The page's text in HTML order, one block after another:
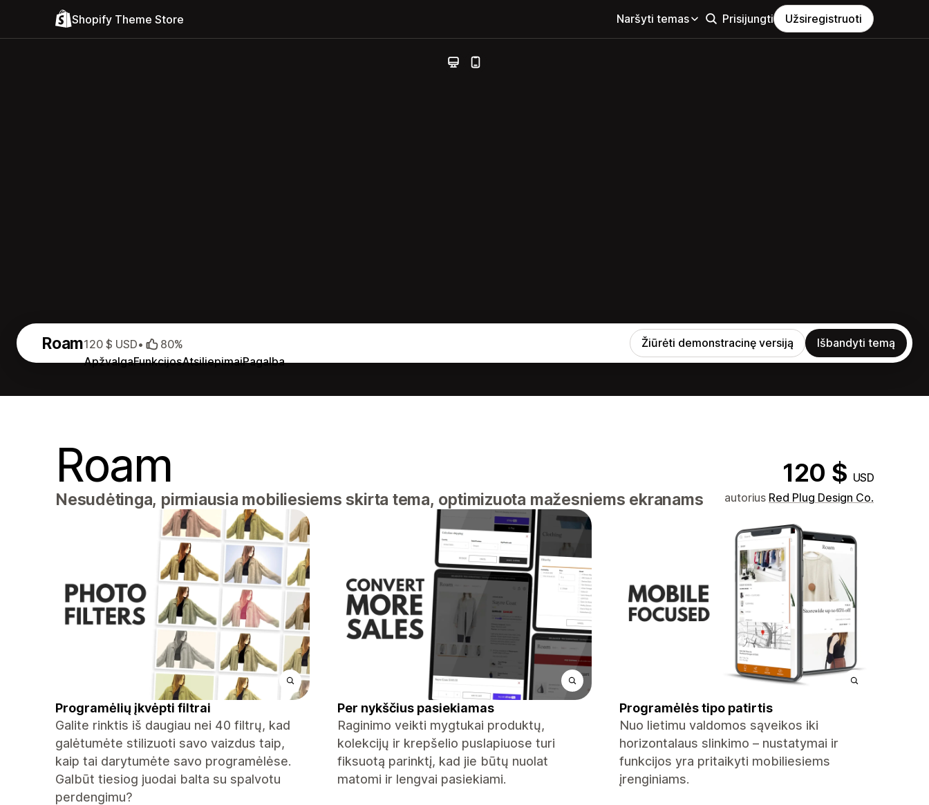
Shopify Theme Store Naršyti temas Prisijungti Užsiregistruoti
Roam
ApžvalgaFunkcijosAtsiliepimaiPagalba
120 $ USD• 80% Žiūrėti demonstracinę versiją Išbandyti temą
Roam 120 $ USD
Nesudėtinga, pirmiausia mobiliesiems skirta tema, optimizuota mažesniems ekranams autorius Red Plug Design Co.
Programėlių įkvėpti filtrai
Galite rinktis iš daugiau nei 40 filtrų, kad
galėtumėte stilizuoti savo vaizdus taip,
kaip tai darytumėte savo programėlėse.
Galbūt tiesiog juodai balta su spalvotu
perdengimu?
Per nykščius pasiekiamas
Raginimo veikti mygtukai produktų,
kolekcijų ir krepšelio puslapiuose turi
fiksuotą parinktį, kad jie būtų nuolat
matomi ir lengvai pasiekiami.
Programėlės tipo patirtis
Nuo lietimu valdomos sąveikos iki
horizontalaus slinkimo – nustatymai ir
funkcijos yra pritaikyti mobiliesiems
įrenginiams.